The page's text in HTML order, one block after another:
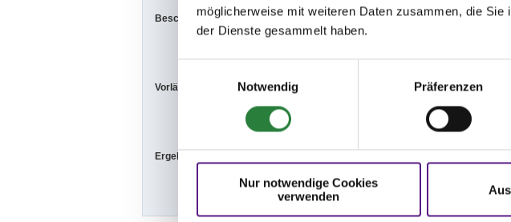
möglicherweise mit weiteren Daten zusammen, die
der Dienste gesammelt haben.
Notwendig
Präferenzen
Nur notwendige Cookies
verwenden
Beschaffenheit der Plätze:
Dressurplatz: Sand 20x60 m oder 20x40 m,
Rasen 50x100 m
Vorläufige Zeitenteilung:
Ergebnisse: